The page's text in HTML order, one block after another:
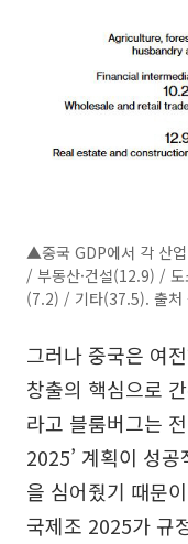
▲중국 GDP에서 각 산
/ 부동산·건설(12.9) /
(7.2) / 기타(37.5). 출처
그러나 중국은 여
창출의 핵심으로
라고 블룸버그는
2025’ 계획이 성
을 심어줬기 때문
국제조 2025가 규